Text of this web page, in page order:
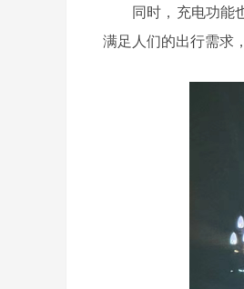
同时，充电功能
满足人们的出行需求